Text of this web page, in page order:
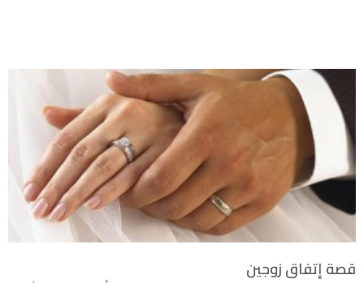
قصة إتفاق زوجين